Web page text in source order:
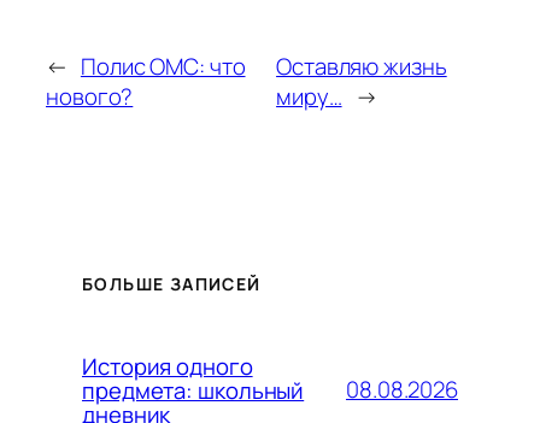
← Полис ОМС: что
нового?
Оставляю жизнь
миру… →
БОЛЬШЕ ЗАПИСЕЙ
История одного
предмета: школьный
дневник
08.08.2026